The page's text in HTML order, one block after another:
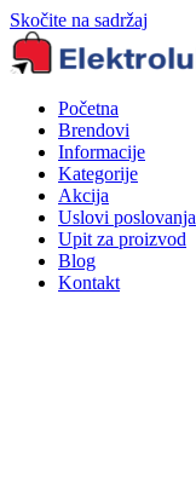
Skočite na sadržaj
Početna
Brendovi
Informacije
Kategorije
Akcija
Uslovi poslovanja
Upit za proizvod
Blog
Kontakt